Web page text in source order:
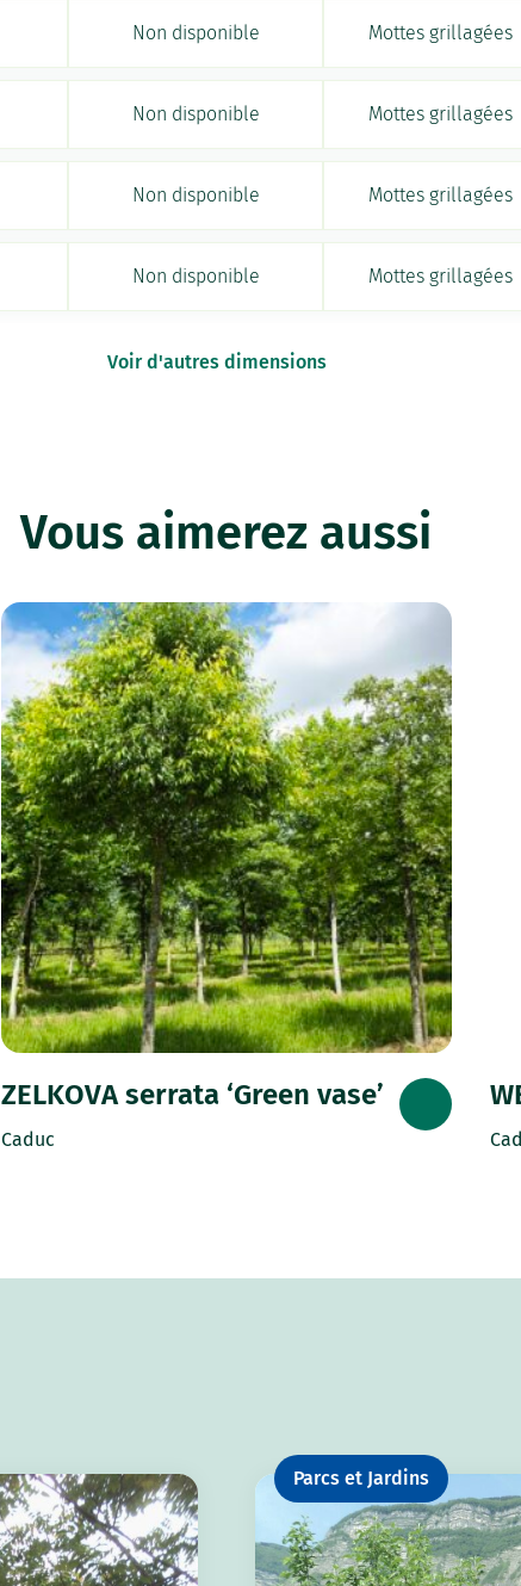
Non disponible Mottes grillagées
Non disponible Mottes grillagées
Non disponible Mottes grillagées
Non disponible Mottes grillagées
Voir d'autres dimensions
Vous aimerez aussi
ZELKOVA serrata ‘Green vase’
Caduc
Parcs et Jardins